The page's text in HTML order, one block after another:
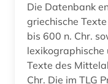
bildarchiv (1)
Schweiz (5)
Serbien (1)
Spanien (2)
Die Datenbank
griechische
bis 600 n. Chr.
lexikographische
Texte des
Chr. Die im TLG